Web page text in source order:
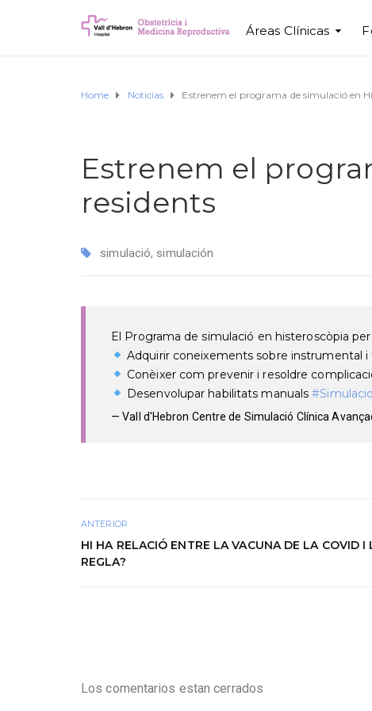
Áreas Clínicas
Home Noticias Estrenem el programa de simulació en
Estrenem el
residents
simulació, simulación
El Programa de simulació en histeroscòpia per
Adquirir coneixements sobre instrumental
Conèixer com prevenir i resoldre
Desenvolupar habilitats manuals
— Vall d'Hebron Centre de Simulació Clínica
ANTERIOR
HI HA RELACIÓ ENTRE LA VACUNA DE LA COVID I
REGLA?
Los comentarios estan cerrados